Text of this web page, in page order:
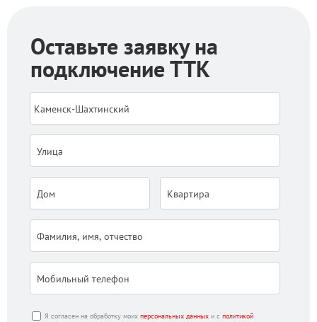
Оставьте заявку на
подключение ТТК
Я согласен на обработку моих персональных данных и с политикой